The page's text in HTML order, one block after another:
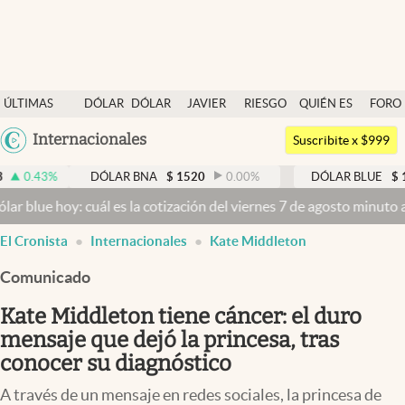
ÚLTIMAS
NOTICIAS
DÓLAR
DÓLAR
JAVIER
RIESGO
QUIÉN ES
QUIÉN
FORO
Argentina
México
Internacionales
Dólar
Members
Economía y Política
Finanzas y Mercados
Mercados Online
Negocios
Columnistas
Otras secciones
Suscribite x $999
DÓLAR BNA $ 1520 0.00% DÓLAR BLUE $ 1525 -
cuál es la cotización del viernes 7 de agosto minuto a minuto
El Cronista Internacionales Kate Middleton
Comunicado
Kate Middleton tiene cáncer: el duro
mensaje que dejó la princesa, tras
conocer su diagnóstico
A través de un mensaje en redes sociales, la princesa de